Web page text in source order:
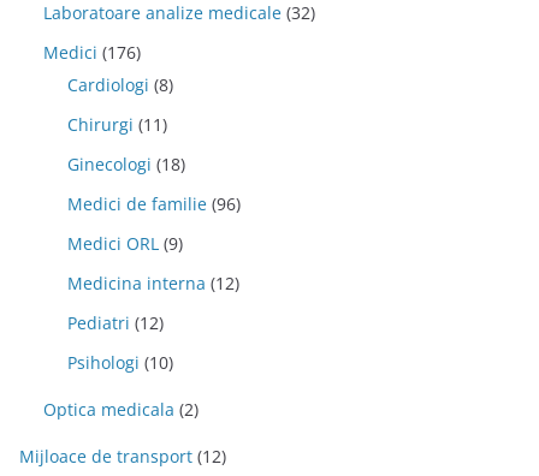
Laboratoare analize medicale (32)
Medici (176)
Cardiologi (8)
Chirurgi (11)
Ginecologi (18)
Medici de familie (96)
Medici ORL (9)
Medicina interna (12)
Pediatri (12)
Psihologi (10)
Optica medicala (2)
Mijloace de transport (12)